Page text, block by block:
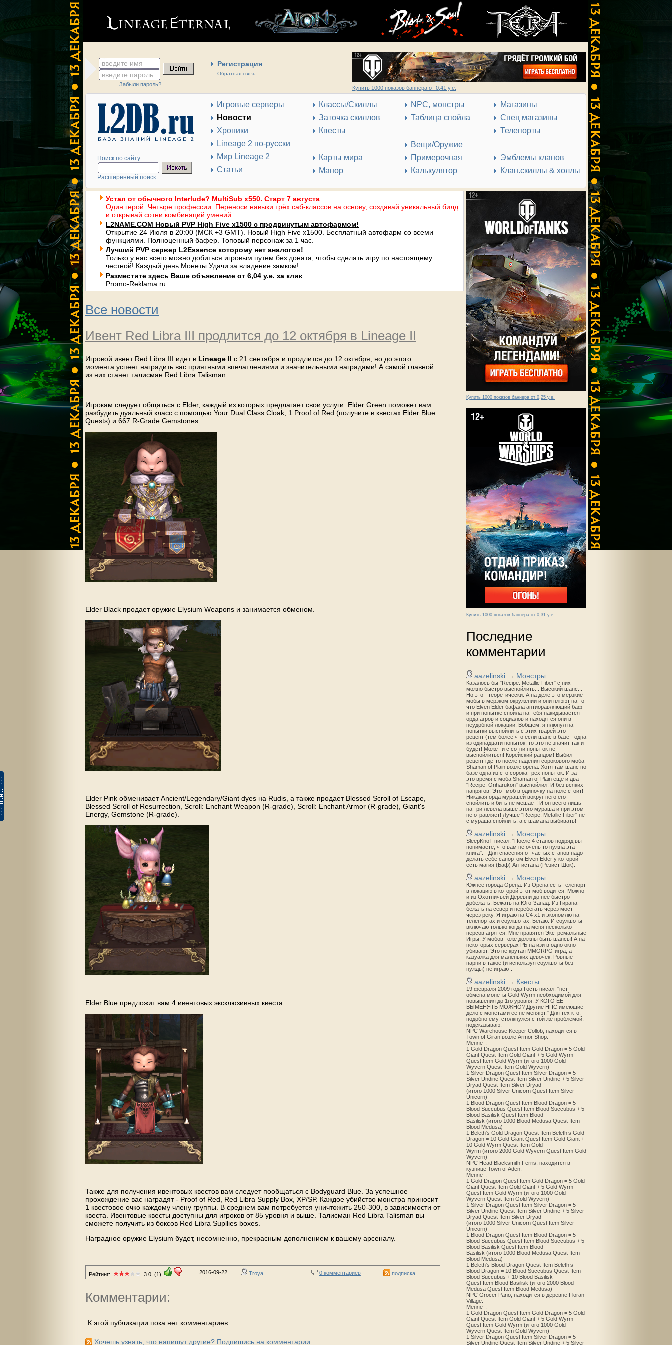
введите имя Регистрация
Обратная связь
введите пароль
Забыли пароль?
Купить 1000 показов баннера от 0,41 у.е.
Поиск по сайту
Расширенный поиск
Игровые серверы
Новости
Хроники
Lineage 2 по-русски
Мир Lineage 2
Статьи
Классы/Скиллы
Заточка скиллов
Квесты
Карты мира
Манор
NPC, монстры
Таблица спойла
Вещи/Оружие
Примерочная
Калькулятор
Магазины
Спец магазины
Телепорты
Эмблемы кланов
Клан.скиллы & холлы
Купить 1000 показов баннера от 0,25 у.е.
Купить 1000 показов баннера от 0,31 у.е.
Последние
комментарии
aazelinski → Монстры
Казалось бы "Recipe: Metallic Fiber" с них
можно быстро выспойлить... Высокий шанс...
Но это - теоретически. А на деле это мерзкие
мобы в мерзком окружении и они плюют на то
что Elven Elder бафала антиоравляющий баф
и при попытке спойла на тебя накидывается
орда агров и социалов и находятся они в
неудобной локации. Вобщем, я плюнул на
попытки выспойлить с этих тварей этот
рецепт (тем более что если шанс в базе - одна
из одинадцати попыток, то это не значит так и
будет! Может и с сотни попыток не
выспойлиться! Корейский рандом! Выбил
рецепт где-то после падения сорокового моба
Shaman of Plain возле орена. Хотя там шанс по
базе одна из сто сорока трёх попыток. И за
это время с моба Shaman of Plain ещё и два
"Recipe: Oriharukon" выспойлил! И без всяких
напрягов! Этот моб в одиночку на поле стоит!
Никакая орда мурашей вокруг него его
спойлить и бить не мешает! И он всего лишь
на три левела выше этого мураша и при этом
не отравляет! Лучше "Recipe: Metallic Fiber" не
с мураша спойлить, а с шамана выбивать!
aazelinski → Монстры
SleepKnoT писал: "После 4 станов подряд вы
понимаете, что вам не очень то нужна эта
книга". - Для спасения от частых станов надо
делать себе сапортом Elven Elder у которой
есть магия (Баф) Антистана (Резист Шок).
aazelinski → Монстры
Южнее города Орена. Из Орена есть телепорт
в локацию в которой этот моб водится. Можно
и из Охотничьей Деревни до неё быстро
добежать. Бежать на Юго-Запад. Из Гирана
бежать на север и перебегать через мост
через реку. Я играю на С4 х1 и экономлю на
телепортах и соулшотах. Бегаю. И соулшоты
включаю только когда на меня несколько
персов агрятся. Мне нравятся Экстремальные
Игры. У мобов тоже должны быть шансы! А на
некоторых серверах РБ на изи в одно окно
убивают. Это не крутая MMORPG-игра, а
казуалка для маленьких девочек. Ровные
парни в такое (и используя соулшоты без
нужды) не играют.
aazelinski → Квесты
19 февраля 2009 года Гость писал: "нет
обмена монеты Gold Wyrm необходимой для
повышения до 1го уровня. У КОГО ЕЁ
ВЫМЕНЯТЬ МОЖНО? Другие НПС имеющие
дело с монетами её не меняют." Для тех кто,
подобно ему, столкнулся с той же проблемой,
подсказываю:
NPC Warehouse Keeper Collob, находится в
Town of Giran возле Armor Shop.
Меняет:
1 Gold Dragon Quest Item Gold Dragon = 5 Gold
Giant Quest Item Gold Giant + 5 Gold Wyrm
Quest Item Gold Wyrm (итого 1000 Gold
Wyvern Quest Item Gold Wyvern)
1 Silver Dragon Quest Item Silver Dragon = 5
Silver Undine Quest Item Silver Undine + 5 Silver
Dryad Quest Item Silver Dryad
(итого 1000 Silver Unicorn Quest Item Silver
Unicorn)
1 Blood Dragon Quest Item Blood Dragon = 5
Blood Succubus Quest Item Blood Succubus + 5
Blood Basilisk Quest Item Blood
Basilisk (итого 1000 Blood Medusa Quest Item
Blood Medusa)
1 Beleth's Gold Dragon Quest Item Beleth’s Gold
Dragon = 10 Gold Giant Quest Item Gold Giant +
10 Gold Wyrm Quest Item Gold
Wyrm (итого 2000 Gold Wyvern Quest Item Gold
Wyvern)
NPC Head Blacksmith Ferris, находится в
кузнице Town of Aden.
Меняет:
1 Gold Dragon Quest Item Gold Dragon = 5 Gold
Giant Quest Item Gold Giant + 5 Gold Wyrm
Quest Item Gold Wyrm (итого 1000 Gold
Wyvern Quest Item Gold Wyvern)
1 Silver Dragon Quest Item Silver Dragon = 5
Silver Undine Quest Item Silver Undine + 5 Silver
Dryad Quest Item Silver Dryad
(итого 1000 Silver Unicorn Quest Item Silver
Unicorn)
1 Blood Dragon Quest Item Blood Dragon = 5
Blood Succubus Quest Item Blood Succubus + 5
Blood Basilisk Quest Item Blood
Basilisk (итого 1000 Blood Medusa Quest Item
Blood Medusa)
1 Beleth's Blood Dragon Quest Item Beleth’s
Blood Dragon = 10 Blood Succubus Quest Item
Blood Succubus + 10 Blood Basilisk
Quest Item Blood Basilisk (итого 2000 Blood
Medusa Quest Item Blood Medusa)
NPC Grocer Pano, находится в деревне Floran
Village.
Меняет:
1 Gold Dragon Quest Item Gold Dragon = 5 Gold
Giant Quest Item Gold Giant + 5 Gold Wyrm
Quest Item Gold Wyrm (итого 1000 Gold
Wyvern Quest Item Gold Wyvern)
1 Silver Dragon Quest Item Silver Dragon = 5
Silver Undine Quest Item Silver Undine + 5 Silver
Устал от обычного Interlude? MultiSub x550. Старт 7 августа
Один герой. Четыре профессии. Переноси навыки трёх саб-классов на основу, создавай уникальный билд
и открывай сотни комбинаций умений.
L2NAME.COM Новый PVP High Five x1500 с продвинутым автофармом!
Открытие 24 Июля в 20:00 (МСК +3 GMT). Новый High Five x1500. Бесплатный автофарм со всеми
функциями. Полноценный бафер. Топовый персонаж за 1 час.
Лучший PVP сервер L2Essence которому нет аналогов!
Только у нас всего можно добиться игровым путем без доната, чтобы сделать игру по настоящему
честной! Каждый день Монеты Удачи за владение замком!
Разместите здесь Ваше объявление от 6,04 у.е. за клик
Promo-Reklama.ru
Все новости
Ивент Red Libra III продлится до 12 октября в Lineage II
Игровой ивент Red Libra III идет в Lineage II с 21 сентября и продлится до 12 октября, но до этого
момента успеет наградить вас приятными впечатлениями и значительными наградами! А самой главной
из них станет талисман Red Libra Talisman.
Игрокам следует общаться с Elder, каждый из которых предлагает свои услуги. Elder Green поможет вам
разбудить дуальный класс с помощью Your Dual Class Cloak, 1 Proof of Red (получите в квестах Elder Blue
Quests) и 667 R-Grade Gemstones.
Elder Black продает оружие Elysium Weapons и занимается обменом.
Elder Pink обменивает Ancient/Legendary/Giant dyes на Rudis, а также продает Blessed Scroll of Escape,
Blessed Scroll of Resurrection, Scroll: Enchant Weapon (R-grade), Scroll: Enchant Armor (R-grade), Giant's
Energy, Gemstone (R-grade).
Elder Blue предложит вам 4 ивентовых эксклюзивных квеста.
Также для получения ивентовых квестов вам следует пообщаться с Bodyguard Blue. За успешное
прохождение вас наградят - Proof of Red, Red Libra Supply Box, XP/SP. Каждое убийство монстра приносит
1 квестовое очко каждому члену группы. В среднем вам потребуется уничтожить 250-300, в зависимости от
квеста. Ивентовые квесты доступны для игроков от 85 уровня и выше. Талисман Red Libra Talisman вы
сможете получить из боксов Red Libra Supllies boxes.
Наградное оружие Elysium будет, несомненно, прекрасным дополнением к вашему арсеналу.
Рейтинг: 3.0 (1) 2016-09-22 Troya 0 комментариев подписка
Комментарии:
К этой публикации пока нет комментариев.
Хочешь узнать, что напишут другие? Подпишись на комментарии.